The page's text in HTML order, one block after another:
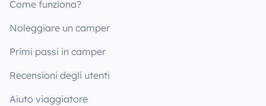
Come funziona?
Noleggiare un camper
Primi passi in camper
Recensioni degli utenti
Aiuto viaggiatore